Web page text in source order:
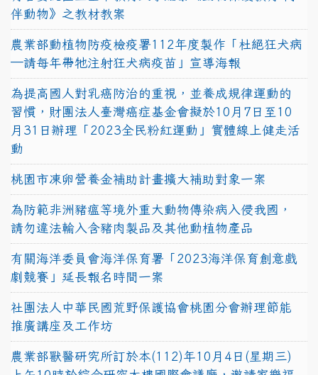
伴動物》之教材教案
農業部動植物防疫檢疫署112年度製作「杜絕狂犬病
—請每年帶牠注射狂犬病疫苗」宣導海報
為提高國人對乳癌防治的重視，並養成規律運動的
習慣，財團法人臺灣癌症基金會擬於10月7日至10
月31日辦理「2023全民粉紅運動」實體線上健走活
動
桃園市凍卵營養金補助計畫擴大補助對象一案
為防範非洲豬瘟等境外重大動物傳染病入侵我國，
請勿違法輸入含豬肉製品及其他動植物產品
有關海洋委員會海洋保育署「2023海洋保育創意戲
劇競賽」延長報名時間一案
社團法人中華民國荒野保護協會桃園分會辦理節能
推廣講座及工作坊
農業部獸醫研究所訂於本(112)年10月4日(星期三)